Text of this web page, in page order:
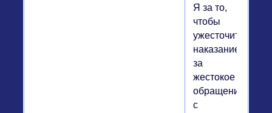
Я за то,
чтобы
ужесточить
наказание
за
жестокое
обращение
с